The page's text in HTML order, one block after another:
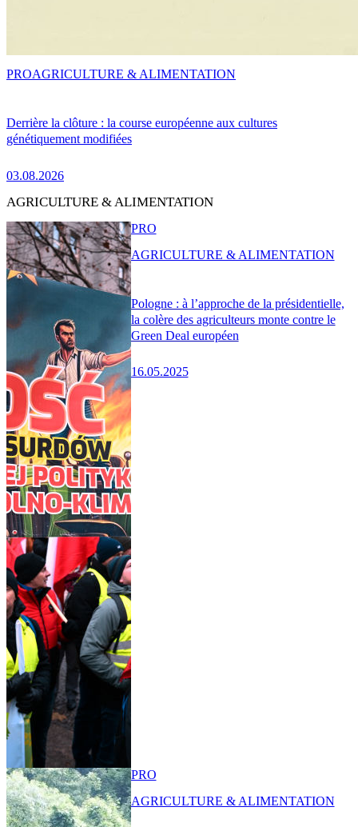
Derrière la clôture : la course européenne aux cultures
génétiquement modifiées
03.08.2026
PROAGRICULTURE & ALIMENTATION
AGRICULTURE & ALIMENTATION
Pologne : à l’approche de la présidentielle,
la colère des agriculteurs monte contre le
Green Deal européen
16.05.2025
PRO
AGRICULTURE & ALIMENTATION
PRO
AGRICULTURE & ALIMENTATION